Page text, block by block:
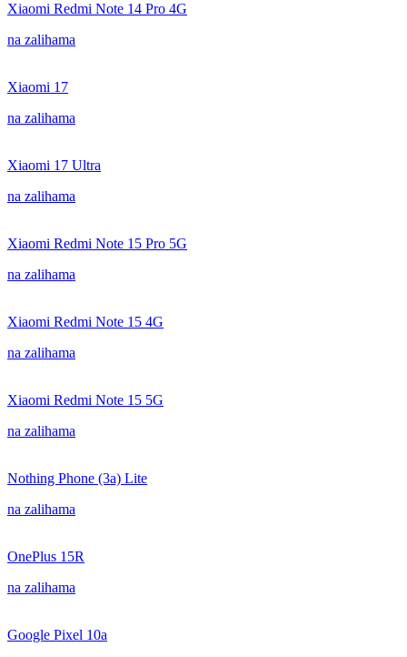
Xiaomi Redmi Note 14 Pro 4G
na zalihama
Xiaomi 17
na zalihama
Xiaomi 17 Ultra
na zalihama
Xiaomi Redmi Note 15 Pro 5G
na zalihama
Xiaomi Redmi Note 15 4G
na zalihama
Xiaomi Redmi Note 15 5G
na zalihama
Nothing Phone (3a) Lite
na zalihama
OnePlus 15R
na zalihama
Google Pixel 10a